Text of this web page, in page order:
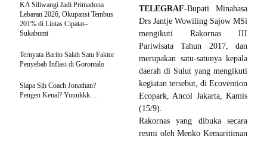
TELEGRAF-Bupati Minahasa
Drs Jantje Wowiling Sajow MSi
mengikuti Rakornas III
Pariwisata Tahun 2017, dan
merupakan satu-satunya kepala
daerah di Sulut yang mengikuti
kegiatan tersebut, di Ecovention
Ecopark, Ancol Jakarta, Kamis
(15/9).
Rakornas yang dibuka secara
resmi oleh Menko Kemaritiman
KA Siliwangi Jadi Primadona
Lebaran 2026, Okupansi Tembus
201% di Lintas Cipatat–
Sukabumi
Ternyata Barito Salah Satu Faktor
Penyebab Inflasi di Gorontalo
Siapa Sih Coach Jonathan?
Pengen Kenal? Yuuukkk…